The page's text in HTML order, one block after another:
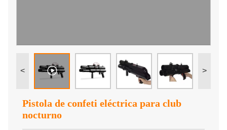
< >
Pistola de confeti eléctrica para club
nocturno